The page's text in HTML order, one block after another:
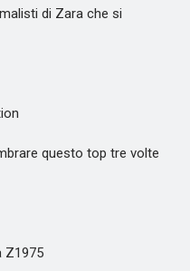
di Zara che si
questo top tre volte
Z1975